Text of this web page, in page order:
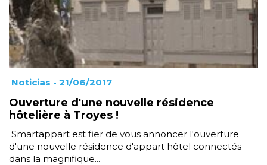
Noticias - 21/06/2017
Ouverture d'une nouvelle résidence
hôtelière à Troyes !
Smartappart est fier de vous annoncer l'ouverture
d'une nouvelle résidence d'appart hôtel connectés
dans la magnifique...